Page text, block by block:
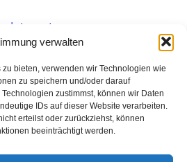
verwalten
bieten, verwenden wir Technologien wie
zu speichern und/oder darauf
zustimmst, können wir Daten
IDs auf dieser Website verarbeiten.
erteilst oder zurückziehst, können
beeinträchtigt werden.
Intranet
BERATUNG
Agentur Rudolf